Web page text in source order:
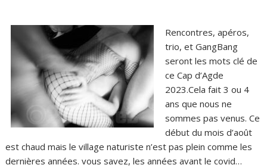
Rencontres, apéros,
trio, et GangBang
seront les mots clé de
ce Cap d’Agde
2023.Cela fait 3 ou 4
ans que nous ne
sommes pas venus. Ce
début du mois d’août
est chaud mais le village naturiste n’est pas plein comme les
dernières années. vous savez, les années avant le covid…